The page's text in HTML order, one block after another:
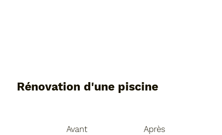
Rénovation d'une piscine
Avant Après